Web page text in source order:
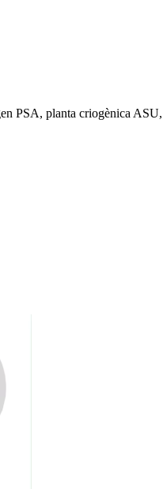
PSA, planta criogènica